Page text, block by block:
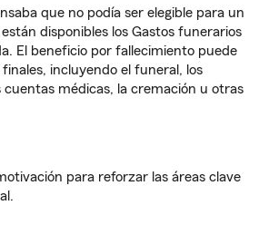
que no podía ser elegible para un
disponibles los Gastos funerarios
El beneficio por fallecimiento puede
incluyendo el funeral, los
cuentas médicas, la cremación u otras
para reforzar las áreas clave